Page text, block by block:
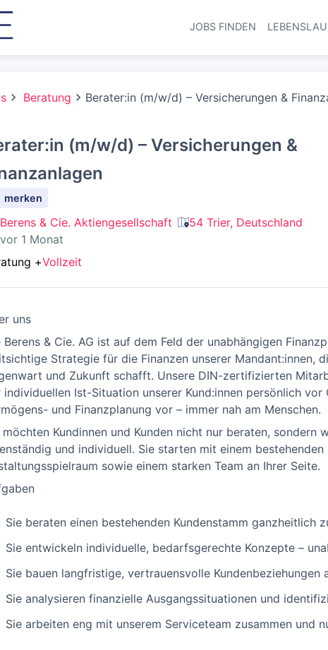
JOBS FINDEN
Beratung Berater:in (m/w/d) – Versicherungen &
(m/w/d) – Versicherungen &
merken
Berens & Cie. Aktiengesellschaft
54 Trier, Deutschland
:
vor 1 Monat
+Vollzeit
uns
Berens & Cie. AG ist auf dem Feld der unabhängigen
Strategie für die Finanzen unserer Mandant:innen,
und Zukunft schafft. Unsere DIN-zertifizierten
individuellen Ist-Situation unserer Kund:innen persönlich
und Finanzplanung vor – immer nah am Menschen.
möchten Kundinnen und Kunden nicht nur beraten, sondern
und individuell. Sie starten mit einem
sowie einem starken Team an Ihrer Seite.
Sie beraten einen bestehenden Kundenstamm ganzheitlich
Sie entwickeln individuelle, bedarfsgerechte Konzepte –
Sie bauen langfristige, vertrauensvolle
Sie analysieren finanzielle Ausgangssituationen und
Sie arbeiten eng mit unserem Serviceteam zusammen und